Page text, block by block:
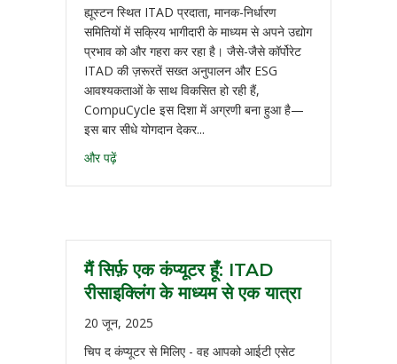
ह्यूस्टन स्थित ITAD प्रदाता, मानक-निर्धारण
समितियों में सक्रिय भागीदारी के माध्यम से अपने उद्योग
प्रभाव को और गहरा कर रहा है। जैसे-जैसे कॉर्पोरेट
ITAD की ज़रूरतें सख्त अनुपालन और ESG
आवश्यकताओं के साथ विकसित हो रही हैं,
CompuCycle इस दिशा में अग्रणी बना हुआ है—
इस बार सीधे योगदान देकर...
और पढ़ें
मैं सिर्फ़ एक कंप्यूटर हूँ: ITAD
रीसाइक्लिंग के माध्यम से एक यात्रा
20 जून, 2025
चिप द कंप्यूटर से मिलिए - वह आपको आईटी एसेट